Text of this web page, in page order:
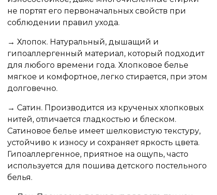
не портят его первоначальных свойств при
соблюдении правил ухода.
→ Хлопок. Натуральный, дышащий и
гипоаллергенный материал, который подходит
для любого времени года. Хлопковое белье
мягкое и комфортное, легко стирается, при этом
долговечно.
→ Сатин. Производится из крученых хлопковых
нитей, отличается гладкостью и блеском.
Сатиновое белье имеет шелковистую текстуру,
устойчиво к износу и сохраняет яркость цвета.
Гипоаллергенное, приятное на ощупь, часто
используется для пошива детского постельного
белья.